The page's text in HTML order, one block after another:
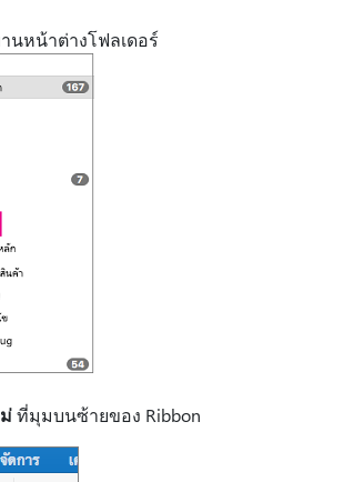
นหน้าต่างโฟลเดอร์
ที่มุมบนซ้ายของ Ribbon